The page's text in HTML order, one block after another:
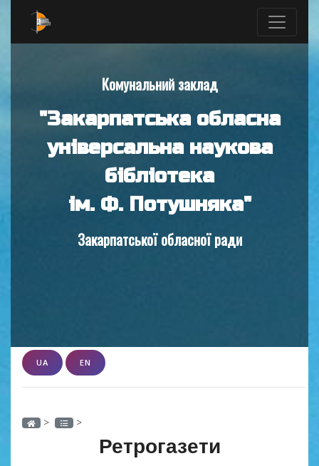
Комунальний заклад
"Закарпатська обласна
універсальна наукова
бібліотека
ім. Ф. Потушняка"
Закарпатської обласної ради
UA EN
> >
Ретрогазети